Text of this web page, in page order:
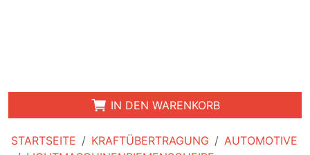
STARTSEITE KRAFTÜBERTRAGUNG
AUTOMOTIVE
IN DEN WARENKORB